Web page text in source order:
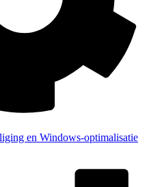
en Windows-optimalisatie